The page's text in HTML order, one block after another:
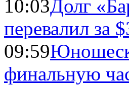
10:03Долг
перевалил за
09:59
финальную